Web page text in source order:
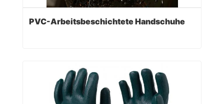
PVC-Arbeitsbeschichtete Handschuhe